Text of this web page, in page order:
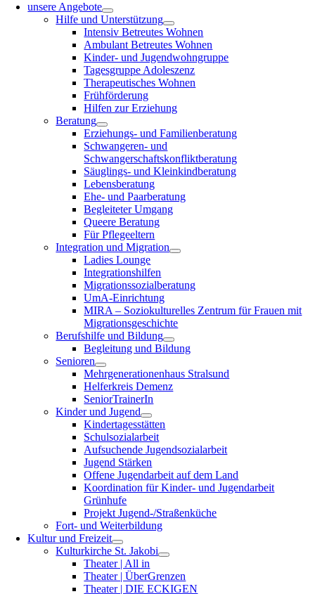
unsere Angebote
Hilfe und Unterstützung
Intensiv Betreutes Wohnen
Ambulant Betreutes Wohnen
Kinder- und Jugendwohngruppe
Tagesgruppe Adoleszenz
Therapeutisches Wohnen
Frühförderung
Hilfen zur Erziehung
Beratung
Erziehungs- und Familienberatung
Schwangeren- und
Schwangerschaftskonfliktberatung
Säuglings- und Kleinkindberatung
Lebensberatung
Ehe- und Paarberatung
Begleiteter Umgang
Queere Beratung
Für Pflegeeltern
Integration und Migration
Ladies Lounge
Integrationshilfen
Migrationssozialberatung
UmA-Einrichtung
MIRA – Soziokulturelles Zentrum für Frauen mit
Migrationsgeschichte
Berufshilfe und Bildung
Begleitung und Bildung
Senioren
Mehrgenerationenhaus Stralsund
Helferkreis Demenz
SeniorTrainerIn
Kinder und Jugend
Kindertagesstätten
Schulsozialarbeit
Aufsuchende Jugendsozialarbeit
Jugend Stärken
Offene Jugendarbeit auf dem Land
Koordination für Kinder- und Jugendarbeit
Grünhufe
Projekt Jugend-/Straßenküche
Fort- und Weiterbildung
Kultur und Freizeit
Kulturkirche St. Jakobi
Theater | All in
Theater | ÜberGrenzen
Theater | DIE ECKIGEN